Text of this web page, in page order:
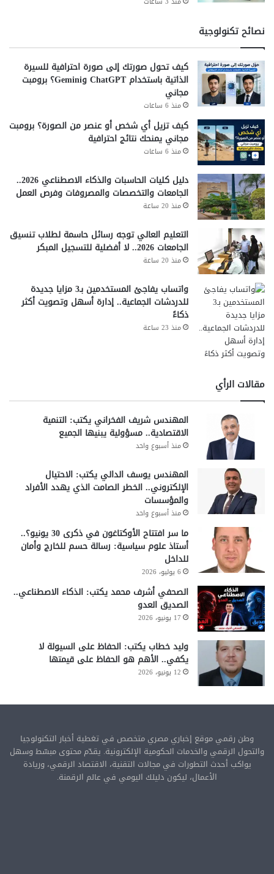
نصائح تكنولوجية
كيف تحول صورتك إلى صورة احترافية للسيرة
الذاتية باستخدام ChatGPT وGemini؟ برومبت
مجاني
منذ 6 ساعات
كيف تزيل أي شخص أو عنصر من الصورة؟ برومبت
مجاني يمنحك نتائج احترافية
منذ 6 ساعات
دليل كليات الحاسبات والذكاء الاصطناعي 2026..
الجامعات والتخصصات والمصروفات وفرص العمل
منذ 20 ساعة
التعليم العالي توجه رسائل حاسمة لطلاب تنسيق
الجامعات 2026.. لا أفضلية للتسجيل المبكر
منذ 20 ساعة
واتساب يفاجئ المستخدمين بـ3 مزايا جديدة
للدردشات الجماعية.. إدارة أسهل وتصويت أكثر
ذكاءً
منذ 23 ساعة
مقالات الرأي
المهندس شريف الفخراني يكتب: التنمية
الاقتصادية.. مسؤولية يبنيها الجميع
منذ أسبوع واحد
المهندس يوسف الدالي يكتب: الاحتيال
الإلكتروني.. الخطر الصامت الذي يهدد الأفراد
والمؤسسات
منذ أسبوع واحد
ما سر افتتاح الأوكتاغون في ذكرى 30 يونيو؟..
أستاذ علوم سياسية: رسالة حسم للخارج وأمان
للداخل
6 يوليو، 2026
الصحفي أشرف محمد يكتب: الذكاء الاصطناعي..
الصديق العدو
17 يونيو، 2026
وليد خطاب يكتب: الحفاظ على السيولة لا
يكفي.. الأهم هو الحفاظ على قيمتها
12 يونيو، 2026
وطن رقمي موقع إخباري مصري متخصص في تغطية أخبار التكنولوجيا
والتحول الرقمي والخدمات الحكومية الإلكترونية. يقدّم محتوى مبسّط وسهل
يواكب أحدث التطورات في مجالات التقنية، الاقتصاد الرقمي، وريادة
الأعمال، ليكون دليلك اليومي في عالم الرقمنة.